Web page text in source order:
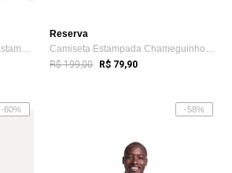
Camiseta Reserva Masculina Estampada R M...
Reserva
Camiseta Estampada Chameguinhos Reserva
R$ 199,00 R$ 79,90
-60% -58%